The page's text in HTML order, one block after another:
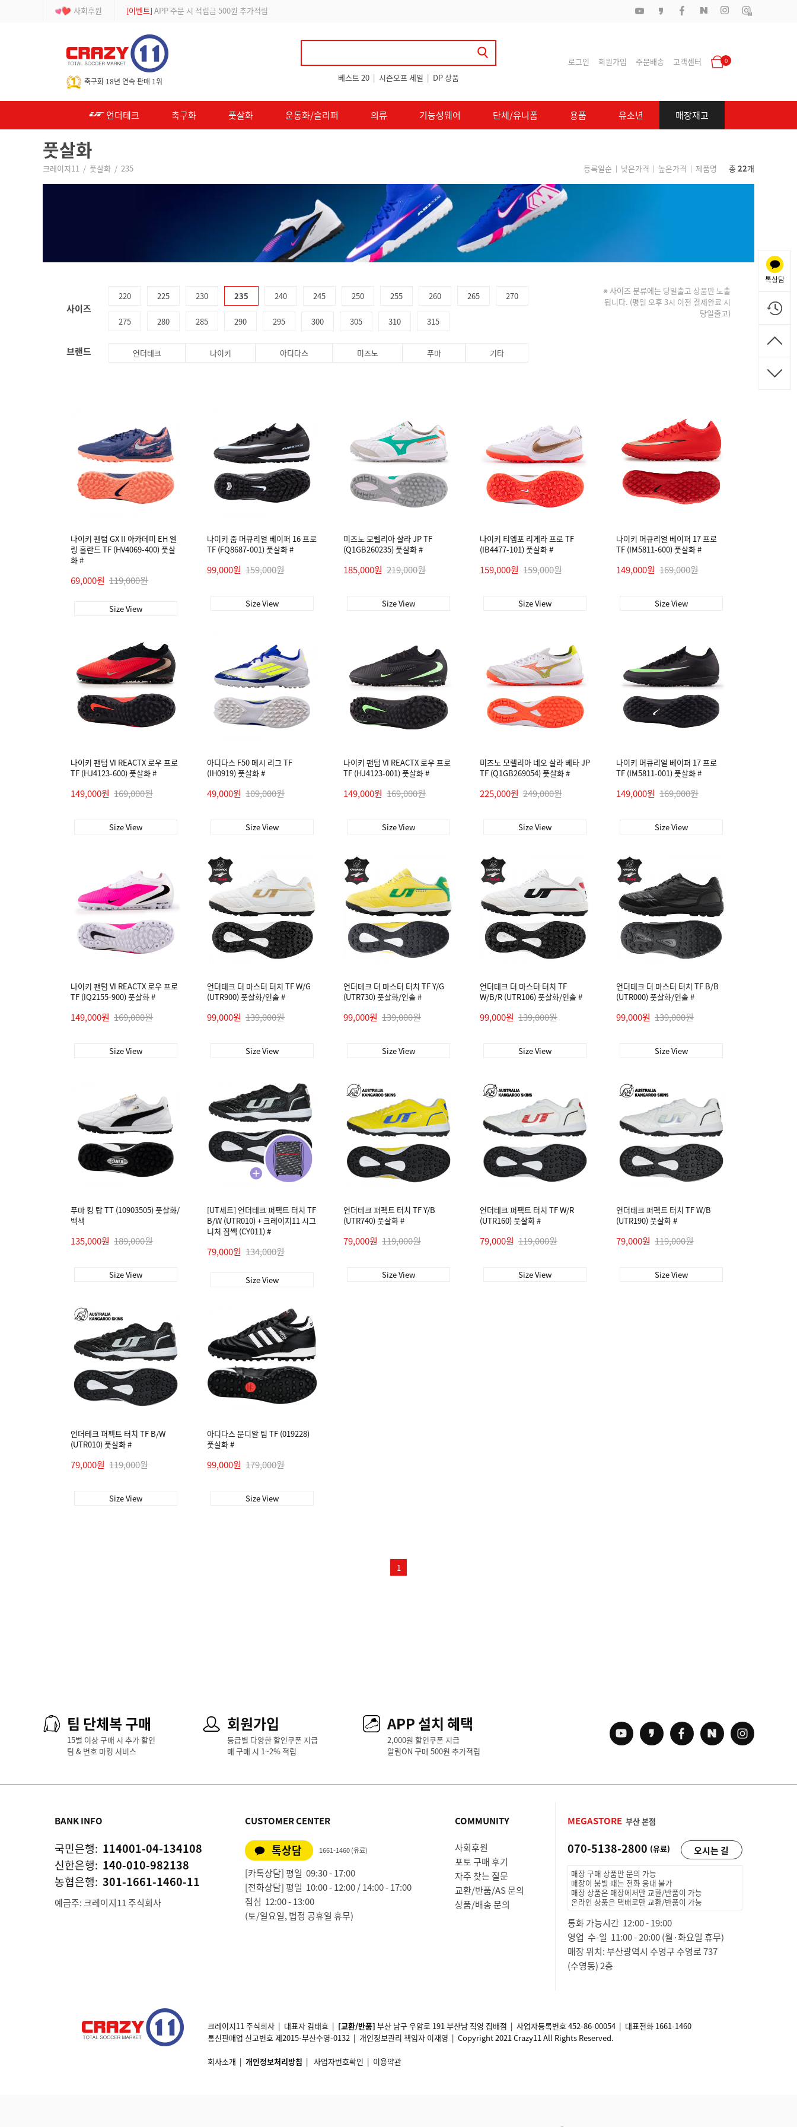
사회후원 [이벤트] APP 주문 시 적립금 500원 추가적립
축구화 18년 연속 판매 1위 베스트 20 | 시즌오프 세일 | DP 상품
로그인 회원가입 주문배송 고객센터 0
언더테크 축구화 풋살화 운동화/슬리퍼 의류 기능성웨어 단체/유니폼 용품 유소년 매장재고
풋살화
크레이지11 / 풋살화 / 235 등록일순 | 낮은가격 | 높은가격 | 제품명 총22개
사이즈
220 225 230 235 240 245 250 255 260 265 270
275 280 285 290 295 300 305 310 315
브랜드 언더테크 나이키 아디다스 미즈노 푸마 기타
※ 사이즈 분류에는 당일출고 상품만 노출
됩니다. (평일 오후 3시 이전 결제완료 시
당일출고)
나이키 팬텀 GX II 아카데미 EH 엘
링 홀란드 TF (HV4069-400) 풋살
화 #
69,000원 119,000원
Size View
나이키 줌 머큐리얼 베이퍼 16 프로
TF (FQ8687-001) 풋살화 #
99,000원 159,000원
Size View
미즈노 모렐리아 살라 JP TF
(Q1GB260235) 풋살화 #
185,000원 219,000원
Size View
나이키 티엠포 리게라 프로 TF
(IB4477-101) 풋살화 #
159,000원 159,000원
Size View
나이키 머큐리얼 베이퍼 17 프로
TF (IM5811-600) 풋살화 #
149,000원 169,000원
Size View
나이키 팬텀 VI REACTX 로우 프로
TF (HJ4123-600) 풋살화 #
149,000원 169,000원
Size View
아디다스 F50 메시 리그 TF
(IH0919) 풋살화 #
49,000원 109,000원
Size View
나이키 팬텀 VI REACTX 로우 프로
TF (HJ4123-001) 풋살화 #
149,000원 169,000원
Size View
미즈노 모렐리아 네오 살라 베타 JP
TF (Q1GB269054) 풋살화 #
225,000원 249,000원
Size View
나이키 머큐리얼 베이퍼 17 프로
TF (IM5811-001) 풋살화 #
149,000원 169,000원
Size View
나이키 팬텀 VI REACTX 로우 프로
TF (IQ2155-900) 풋살화 #
149,000원 169,000원
Size View
언더테크 더 마스터 터치 TF W/G
(UTR900) 풋살화/인솔 #
99,000원 139,000원
Size View
언더테크 더 마스터 터치 TF Y/G
(UTR730) 풋살화/인솔 #
99,000원 139,000원
Size View
언더테크 더 마스터 터치 TF
W/B/R (UTR106) 풋살화/인솔 #
99,000원 139,000원
Size View
언더테크 더 마스터 터치 TF B/B
(UTR000) 풋살화/인솔 #
99,000원 139,000원
Size View
푸마 킹 탑 TT (10903505) 풋살화/
백색
135,000원 189,000원
Size View
[UT세트] 언더테크 퍼펙트 터치 TF
B/W (UTR010) + 크레이지11 시그
니처 짐쌕 (CY011) #
79,000원 134,000원
Size View
언더테크 퍼펙트 터치 TF Y/B
(UTR740) 풋살화 #
79,000원 119,000원
Size View
언더테크 퍼펙트 터치 TF W/R
(UTR160) 풋살화 #
79,000원 119,000원
Size View
언더테크 퍼펙트 터치 TF W/B
(UTR190) 풋살화 #
79,000원 119,000원
Size View
언더테크 퍼펙트 터치 TF B/W
(UTR010) 풋살화 #
79,000원 119,000원
Size View
아디다스 문디알 팀 TF (019228)
풋살화 #
99,000원 179,000원
Size View
1
팀 단체복 구매
15벌 이상 구매 시 추가 할인
팀 & 번호 마킹 서비스
회원가입
등급별 다양한 할인쿠폰 지급
매 구매 시 1~2% 적립
APP 설치 혜택
2,000원 할인쿠폰 지급
알림ON 구매 500원 추가적립
BANK INFO
국민은행: 114001-04-134108
신한은행: 140-010-982138
농협은행: 301-1661-1460-11
예금주: 크레이지11 주식회사
CUSTOMER CENTER
톡상담 1661-1460 (유료)
[카톡상담] 평일 09:30 - 17:00
[전화상담] 평일 10:00 - 12:00 / 14:00 - 17:00
점심 12:00 - 13:00
(토/일요일, 법정 공휴일 휴무)
COMMUNITY
사회후원
포토 구매 후기
자주 찾는 질문
교환/반품/AS 문의
상품/배송 문의
MEGASTORE 부산 본점
070-5138-2800 (유료) 오시는 길
매장 구매 상품만 문의 가능
매장이 붐빌 때는 전화 응대 불가
매장 상품은 매장에서만 교환/반품이 가능
온라인 상품은 택배로만 교환/반품이 가능
통화 가능시간 12:00 - 19:00
영업 수-일 11:00 - 20:00 (월·화요일 휴무)
매장 위치: 부산광역시 수영구 수영로 737
(수영동) 2층
크레이지11 주식회사 | 대표자 김태효 | [교환/반품] 부산 남구 우암로 191 부산남 직영 집배점 | 사업자등록번호452-86-00054 | 대표전화 1661-1460
통신판매업 신고번호 제2015-부산수영-0132 | 개인정보관리 책임자 이재영 | Copyright 2021 Crazy11 All Rights Reserved.
회사소개 | 개인정보처리방침 | 사업자번호확인 | 이용약관
톡상담